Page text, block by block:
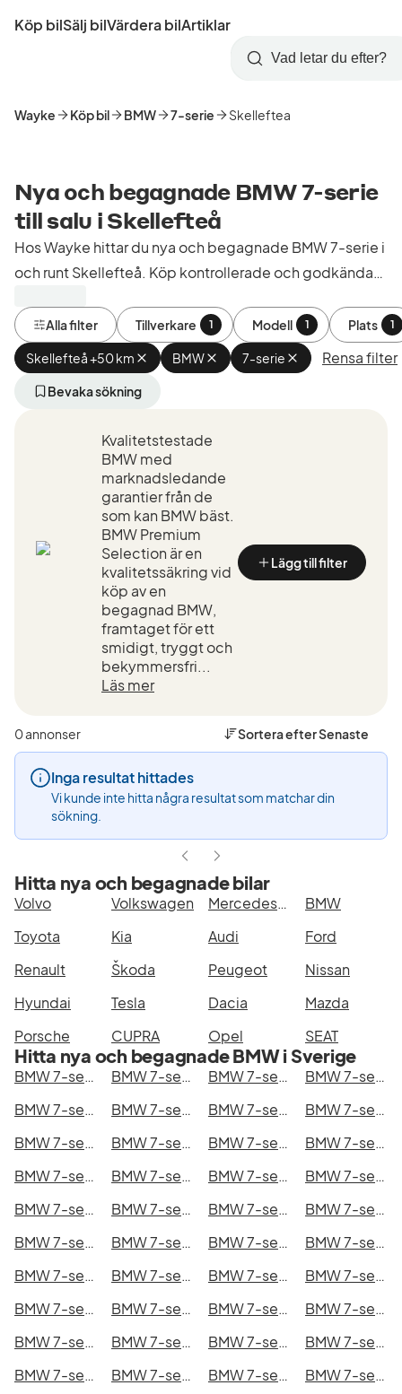
till
Startsida
Köp bilSälj bilVärdera bilArtiklar
Skapa
konto
Logga
in
Sök
Wayke Köp bil BMW 7-serie Skelleftea
Nya och begagnade BMW 7-serie
till salu i Skellefteå
Hos Wayke hittar du nya och begagnade BMW 7-serie i
och runt Skellefteå. Köp kontrollerade och godkända
Alla filter Tillverkare 1 Modell 1 Plats 1
Skellefteå +50 km Ta
bort
aktivt
+50
km
(Plats)
BMW Ta
bort
(Tillverkare)
7-serie Ta
bort
Rensa filter
Bevaka sökning
Kvalitetstestade
BMW med
marknadsledande
garantier från de
som kan BMW bäst.
BMW Premium
Selection är en
kvalitetssäkring vid
köp av en
begagnad BMW,
framtaget för ett
smidigt, tryggt och
bekymmersfri...
Läs mer
Lägg till filter
0 annonser Sortera efterSenaste
Inga resultat hittades
Vi kunde inte hitta några resultat som matchar din
sökning.
Hitta nya och begagnade bilar
Volvo Volkswagen Mercedes-Benz
BMW
Toyota
Kia Audi
Ford
Renault
Škoda Peugeot
Nissan
Hyundai
Tesla Dacia
Mazda
Porsche
CUPRA Opel SEAT
Hitta nya och begagnade BMW i Sverige
BMW 7-serie i Stockholm BMW 7-serie i Göteborg BMW 7-serie i Helsingborg
BMW 7-serie i Jönköping
BMW 7-serie i Malmö
BMW 7-serie i Örebro BMW 7-serie i Norrköping
BMW 7-serie i Linköping
BMW 7-serie i Uppsala
BMW 7-serie i Västerås BMW 7-serie i Halmstad
BMW 7-serie i Växjö
BMW 7-serie i Eskilstuna
BMW 7-serie i Kalmar BMW 7-serie i Karlskrona
BMW 7-serie i Karlstad
BMW 7-serie i Kristianstad
BMW 7-serie i Sundsvall BMW 7-serie i Umeå
BMW 7-serie i Varberg
BMW 7-serie i Borås
BMW 7-serie i Falkenberg BMW 7-serie i Gävle
BMW 7-serie i Luleå
BMW 7-serie i Lund
BMW 7-serie i Mönsterås BMW 7-serie i Uddevalla
BMW 7-serie i Västervik
BMW 7-serie i Ystad
BMW 7-serie i Östersund BMW 7-serie i Borlänge
BMW 7-serie i Kiruna
BMW 7-serie i Nyköping
BMW 7-serie i Oskarshamn BMW 7-serie i Sigtuna
BMW 7-serie i Skellefteå
BMW 7-serie i Skövde
BMW 7-serie i Trollhättan BMW 7-serie i Alingsås BMW 7-serie i Båstad